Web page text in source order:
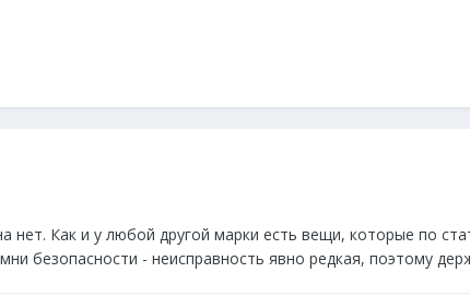
нет. Как и у любой другой марки есть вещи, которые по
безопасности - неисправность явно редкая, поэтому